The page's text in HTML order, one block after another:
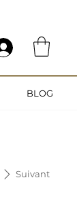
.
BLOG
Suivant